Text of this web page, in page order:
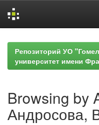
navigationРепозиторий УО
университет имени
Browsing by
Андросова,